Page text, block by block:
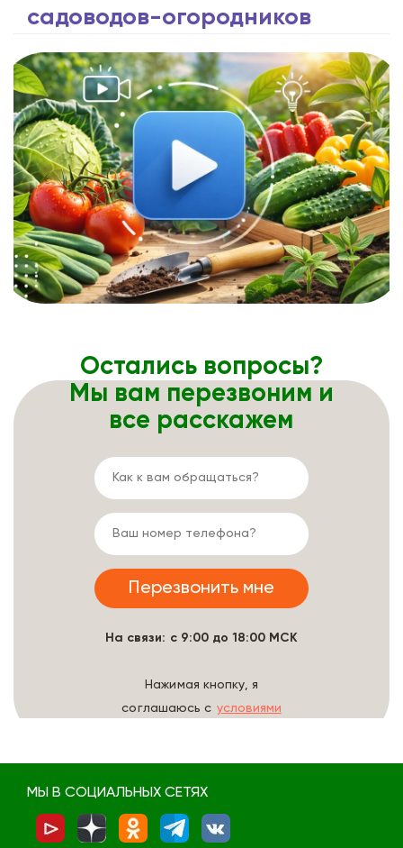
садоводов-огородников
Остались вопросы?
Мы вам перезвоним и
все расскажем
На связи: с 9:00 до 18:00 МСК
Нажимая кнопку, я
соглашаюсь с условиями
МЫ В СОЦИАЛЬНЫХ СЕТЯХ